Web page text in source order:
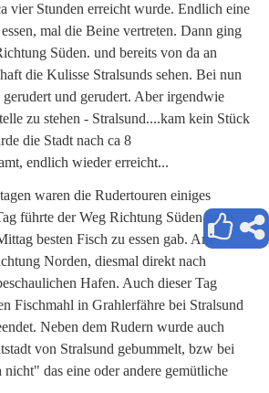
vier Stunden erreicht wurde. Endlich eine
mal die Beine vertreten. Dann ging
Süden. und bereits von da an
die Kulisse Stralsunds sehen. Bei nun
und gerudert. Aber irgendwie
zu stehen - Stralsund....kam kein Stück
die Stadt nach ca 8
endlich wieder erreicht...
waren die Rudertouren einiges
führte der Weg Richtung Süden nach
besten Fisch zu essen gab. Am
Norden, diesmal direkt nach
Hafen. Auch dieser Tag
Fischmahl in Grahlerfähre bei Stralsund
Neben dem Rudern wurde auch
von Stralsund gebummelt, bzw bei
das eine oder andere gemütliche